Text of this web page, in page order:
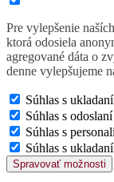
Pre vylepšenie
ktorá odosiela
agregované dáta o
denne vylepšujeme
Súhlas s
Súhlas s
Súhlas s
Súhlas s
Spravovať možnosti